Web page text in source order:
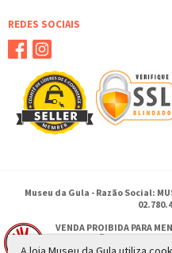
REDES SOCIAIS
Museu da Gula - Razão Social:
VENDA PROIBIDA PARA
MODERAÇÃO.